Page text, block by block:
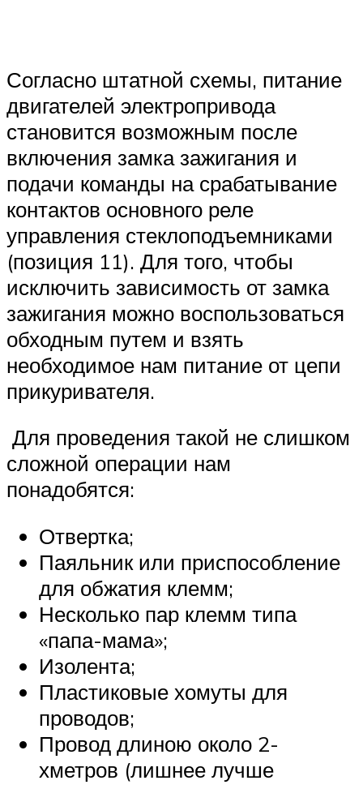
Согласно штатной схемы, питание
двигателей электропривода
становится возможным после
включения замка зажигания и
подачи команды на срабатывание
контактов основного реле
управления стеклоподъемниками
(позиция 11). Для того, чтобы
исключить зависимость от замка
зажигания можно воспользоваться
обходным путем и взять
необходимое нам питание от цепи
прикуривателя.
Для проведения такой не слишком
сложной операции нам
понадобятся:
Отвертка;
Паяльник или приспособление
для обжатия клемм;
Несколько пар клемм типа
«папа-мама»;
Изолента;
Пластиковые хомуты для
проводов;
Провод длиною около 2-
хметров (лишнее лучше